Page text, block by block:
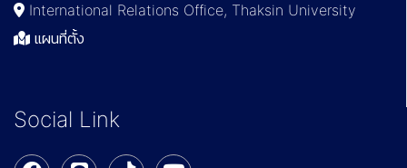
International Relations Office, Thaksin University
แผนที่ตั้ง
Social Link